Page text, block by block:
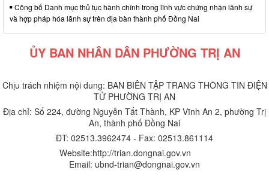
Công bố Danh mục thủ tục hành chính trong lĩnh vực chứng nhận lãnh sự
và hợp pháp hóa lãnh sự trên địa bàn thành phố Đồng Nai
ỦY BAN NHÂN DÂN PHƯỜNG TRỊ AN
Chịu trách nhiệm nội dung: BAN BIÊN TẬP TRANG THÔNG TIN ĐIỆN
TỬ PHƯỜNG TRỊ AN
Địa chỉ: Số 224, đường Nguyễn Tất Thành, KP Vĩnh An 2, phường Trị
An, thành phố Đồng Nai
ĐT: 02513.3962474 - Fax: 02513.861114
Website:http://trian.dongnai.gov.vn
Email: ubnd-trian@dongnai.gov.vn​